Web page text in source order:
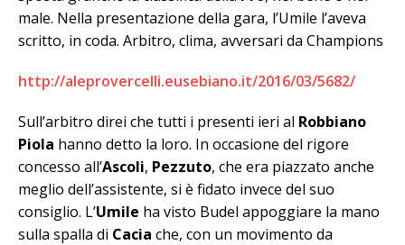
male. Nella presentazione della gara, l’Umile l’aveva
scritto, in coda. Arbitro, clima, avversari da Champions
http://aleprovercelli.eusebiano.it/2016/03/5682/
Sull’arbitro direi che tutti i presenti ieri al Robbiano
Piola hanno detto la loro. In occasione del rigore
concesso all’Ascoli, Pezzuto, che era piazzato anche
meglio dell’assistente, si è fidato invece del suo
consiglio. L’Umile ha visto Budel appoggiare la mano
sulla spalla di Cacia che, con un movimento da